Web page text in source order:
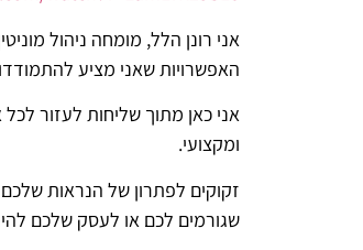
האפשרויות שאני מציע
אני כאן מתוך שליחות לעזור
ומקצועי.
זקוקים לפתרון של הנראות
שגורמים לכם או לעסק שלכם